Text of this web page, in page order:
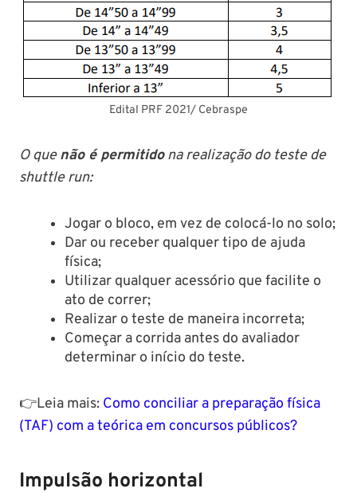
Edital PRF 2021/ Cebraspe
O quenão é permitidona realização do teste de
shuttle run:
Jogar o bloco, em vez de colocá-lo no solo;
Dar ou receber qualquer tipo de ajuda
física;
Utilizar qualquer acessório que facilite o
ato de correr;
Realizar o teste de maneira incorreta;
Começar a corrida antes do avaliador
determinar o início do teste.
👉Leia mais: Como conciliar a preparação física
(TAF) com a teórica em concursos públicos?
Impulsão horizontal